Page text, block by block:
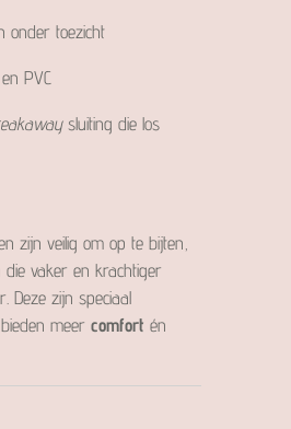
onder toezicht
PVC
sluiting die los
zijn veilig om op te bijten,
vaker en krachtiger
Deze zijn speciaal
meer comfort én